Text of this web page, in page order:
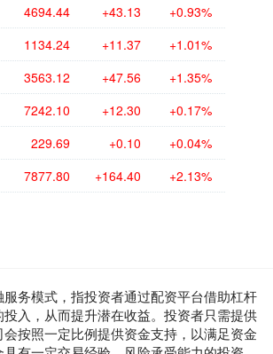
4694.44 +43.13 +0.93%
1134.24 +11.37 +1.01%
3563.12 +47.56 +1.35%
7242.10 +12.30 +0.17%
229.69 +0.10 +0.04%
7877.80 +164.40 +2.13%
务模式，指投资者通过配资平台借助杠杆
入，从而提升潜在收益。投资者只需提供
按照一定比例提供资金支持，以满足资金